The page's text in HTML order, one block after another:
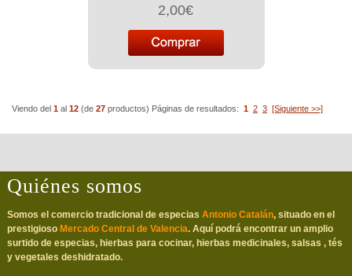
2,00€
Viendo del 1 al 12 (de 27 productos) Páginas de resultados: 1 2 3 [Siguiente >>]
Quiénes somos
Somos el comercio tradicional de especias Antonio Catalán, situado en el
prestigioso Mercado Central de Valencia. Aquí podrá encontrar un amplio
surtido de especias, hierbas para cocinar, hierbas medicinales, salsas , tés
y vegetales deshidratado.